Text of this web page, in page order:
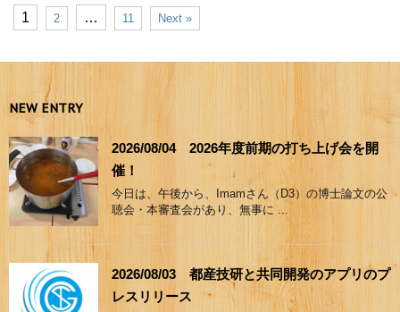
1 2 … 11 Next »
NEW ENTRY
2026/08/04 2026年度前期の打ち上げ会を開
催！
今日は、午後から、Imamさん（D3）の博士論文の公
聴会・本審査会があり、無事に ...
2026/08/03 都産技研と共同開発のアプリのプ
レスリリース